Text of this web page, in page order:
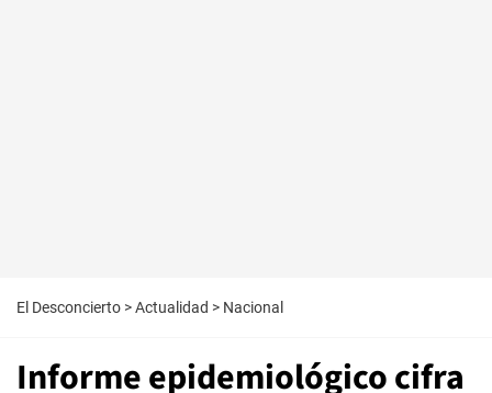
El Desconcierto >Actualidad > Nacional
Informe epidemiológico cifra